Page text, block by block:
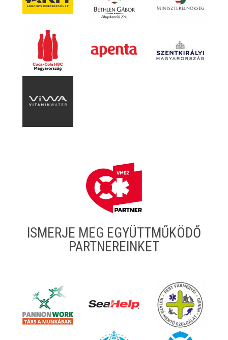
ISMERJE MEG EGYÜTTMŰKÖDŐ
PARTNEREINKET